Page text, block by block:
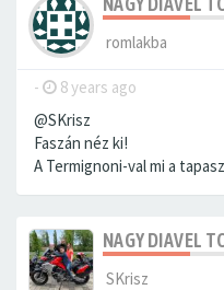
romlakba
- 8 years ago
@SKrisz
Faszán néz ki!
A Termignoni-val mi a
NAGY DIAVEL
SKrisz